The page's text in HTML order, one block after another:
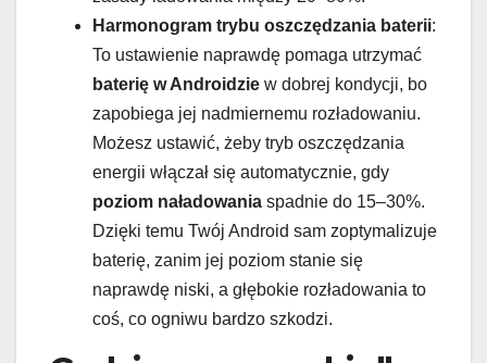
Harmonogram trybu oszczędzania baterii:
To ustawienie naprawdę pomaga utrzymać
baterię w Androidzie w dobrej kondycji, bo
zapobiega jej nadmiernemu rozładowaniu.
Możesz ustawić, żeby tryb oszczędzania
energii włączał się automatycznie, gdy
poziom naładowania spadnie do 15–30%.
Dzięki temu Twój Android sam zoptymalizuje
baterię, zanim jej poziom stanie się
naprawdę niski, a głębokie rozładowania to
coś, co ogniwu bardzo szkodzi.